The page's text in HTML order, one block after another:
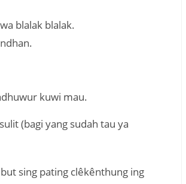
blalak blalak.
kuwi mau.
(bagi yang sudah tau ya
sing pating clêkênthung ing